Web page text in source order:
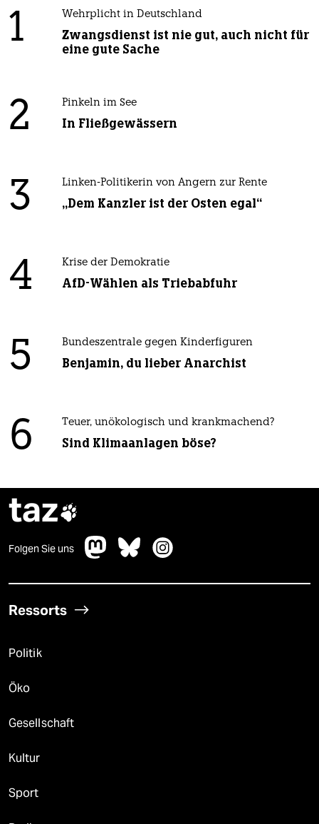
1 Wehrplicht in Deutschland
Zwangsdienst ist nie gut, auch nicht für
eine gute Sache
2 Pinkeln im See
In Fließgewässern
3 Linken-Politikerin von Angern zur Rente
„Dem Kanzler ist der Osten egal“
4 Krise der Demokratie
AfD-Wählen als Triebabfuhr
5 Bundeszentrale gegen Kinderfiguren
Benjamin, du lieber Anarchist
6 Teuer, unökologisch und krankmachend?
Sind Klimaanlagen böse?
taz
Folgen Sie uns
Ressorts
Politik
Öko
Gesellschaft
Kultur
Sport